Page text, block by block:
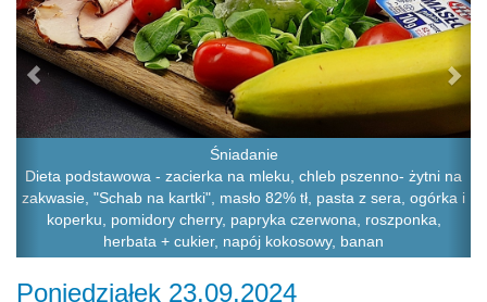
Śniadanie
Dieta podstawowa - zacierka na mleku, chleb pszenno- żytni na
zakwasie, "Schab na kartki", masło 82% tł, pasta z sera, ogórka i
koperku, pomidory cherry, papryka czerwona, roszponka,
herbata + cukier, napój kokosowy, banan
Poniedziałek 23.09.2024